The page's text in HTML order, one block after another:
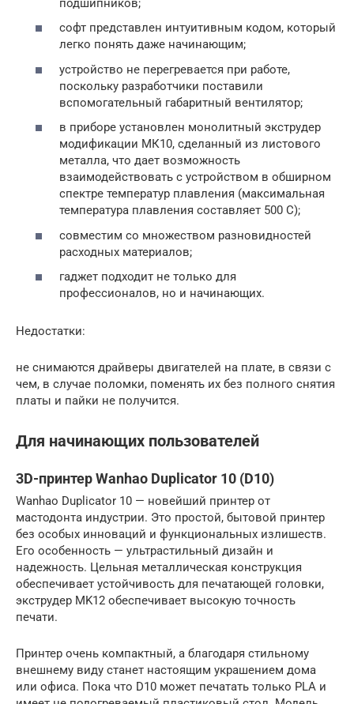
подшипников;
софт представлен интуитивным кодом, который
легко понять даже начинающим;
устройство не перегревается при работе,
поскольку разработчики поставили
вспомогательный габаритный вентилятор;
в приборе установлен монолитный экструдер
модификации МК10, сделанный из листового
металла, что дает возможность
взаимодействовать с устройством в обширном
спектре температур плавления (максимальная
температура плавления составляет 500 С);
совместим со множеством разновидностей
расходных материалов;
гаджет подходит не только для
профессионалов, но и начинающих.
Недостатки:
не снимаются драйверы двигателей на плате, в связи с
чем, в случае поломки, поменять их без полного снятия
платы и пайки не получится.
Для начинающих пользователей
3D-принтер Wanhao Duplicator 10 (D10)
Wanhao Duplicator 10 — новейший принтер от
мастодонта индустрии. Это простой, бытовой принтер
без особых инноваций и функциональных излишеств.
Его особенность — ультрастильный дизайн и
надежность. Цельная металлическая конструкция
обеспечивает устойчивость для печатающей головки,
экструдер MK12 обеспечивает высокую точность
печати.
Принтер очень компактный, а благодаря стильному
внешнему виду станет настоящим украшением дома
или офиса. Пока что D10 может печатать только PLA и